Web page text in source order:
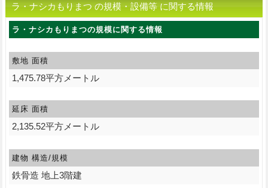
ラ・ナシカもりまつ の規模・設備等 に関する情報
ラ・ナシカもりまつの規模に関する情報
敷地 面積
1,475.78平方メートル
延床 面積
2,135.52平方メートル
建物 構造/規模
鉄骨造 地上3階建